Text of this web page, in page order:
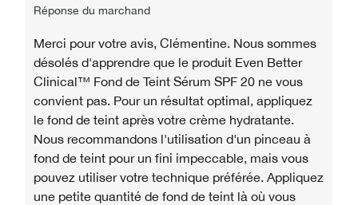
Réponse du marchand
Merci pour votre avis, Clémentine. Nous sommes
désolés d'apprendre que le produit Even Better
Clinical™ Fond de Teint Sérum SPF 20 ne vous
convient pas. Pour un résultat optimal, appliquez
le fond de teint après votre crème hydratante.
Nous recommandons l'utilisation d'un pinceau à
fond de teint pour un fini impeccable, mais vous
pouvez utiliser votre technique préférée. Appliquez
une petite quantité de fond de teint là où vous